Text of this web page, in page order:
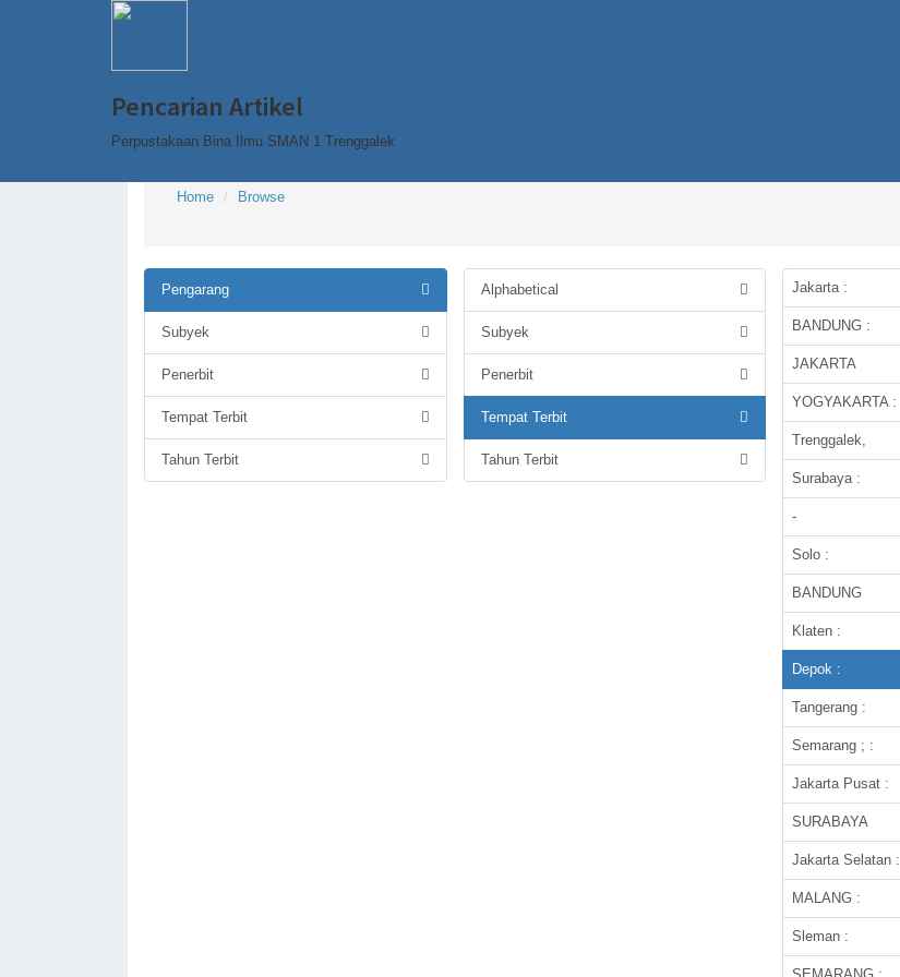
Pencarian Artikel
Perpustakaan Bina Ilmu SMAN 1 Trenggalek
Home Browse
Pengarang
Subyek
Penerbit
Tempat Terbit
Tahun Terbit
Alphabetical
Subyek
Penerbit
Tempat Terbit
Tahun Terbit
Jakarta :
BANDUNG :
JAKARTA
YOGYAKARTA :
Trenggalek,
Surabaya :
-
Solo :
BANDUNG
Klaten :
Depok :
Tangerang :
Semarang ; :
Jakarta Pusat :
SURABAYA
Jakarta Selatan :
MALANG :
Sleman :